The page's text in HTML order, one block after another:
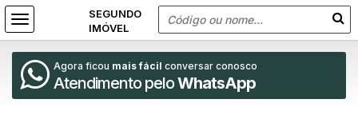
Agora ficou mais fácil conversar conosco
Atendimento peloWhatsApp